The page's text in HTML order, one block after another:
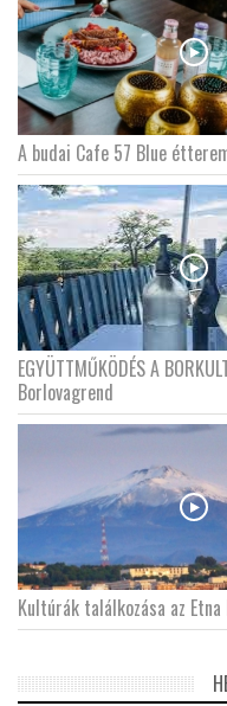
A budai Cafe 57 Blue
EGYÜTTMŰKÖDÉS A
Borlovagrend
Kultúrák találkozása az Etna